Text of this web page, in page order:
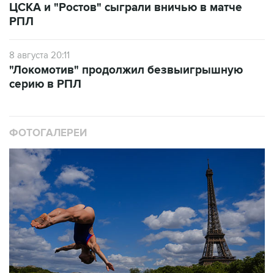
ЦСКА и "Ростов" сыграли вничью в матче
РПЛ
8 августа 20:11
"Локомотив" продолжил безвыигрышную
серию в РПЛ
ФОТОГАЛЕРЕИ